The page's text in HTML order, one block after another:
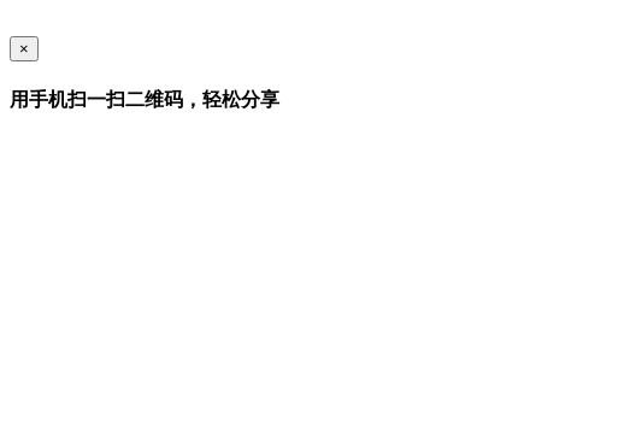
×
用手机扫一扫二维码，轻松分享